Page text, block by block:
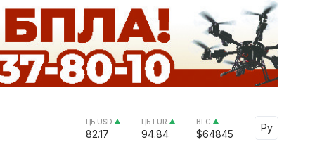
ЦБ USD
82.17
ЦБ EUR
94.84
BTC
$64845
Ру
Select